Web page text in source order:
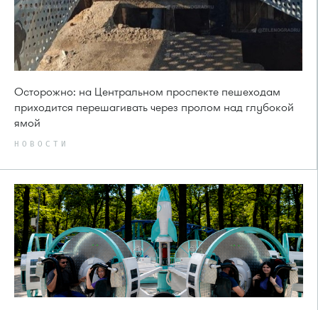
Осторожно: на Центральном проспекте пешеходам
приходится перешагивать через пролом над глубокой
ямой
НОВОСТИ